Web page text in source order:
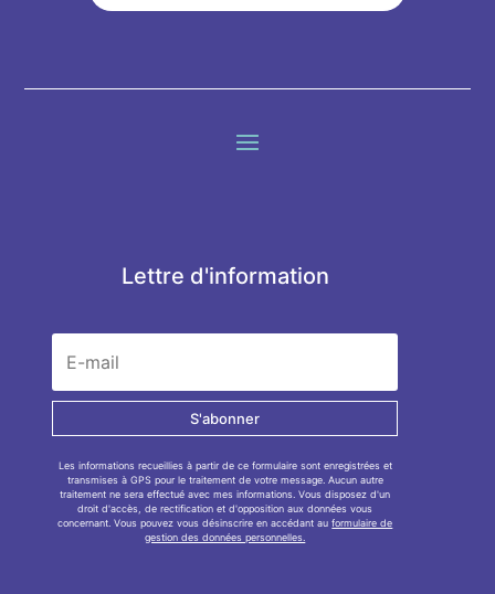
Lettre d'information
S'abonner
Les informations recueillies à partir de ce formulaire sont enregistrées et
transmises à GPS pour le traitement de votre message. Aucun autre
traitement ne sera effectué avec mes informations. Vous disposez d'un
droit d'accès, de rectification et d'opposition aux données vous
concernant. Vous pouvez vous désinscrire en accédant auformulaire de
gestion des données personnelles.